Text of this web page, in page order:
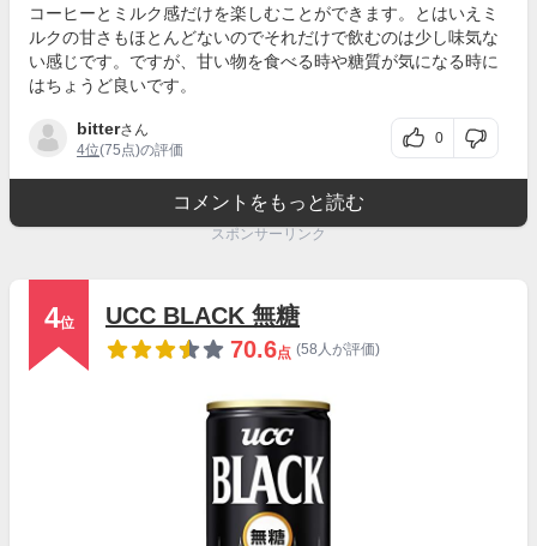
コーヒーとミルク感だけを楽しむことができます。とはいえミ
ルクの甘さもほとんどないのでそれだけで飲むのは少し味気な
い感じです。ですが、甘い物を食べる時や糖質が気になる時に
はちょうど良いです。
bitterさん
4位(75点)の評価
0
コメントをもっと読む
スポンサーリンク
4位
UCC BLACK 無糖
70.6点 (58人が評価)